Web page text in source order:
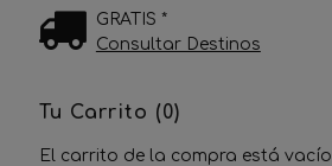
GRATIS *
Consultar Destinos
Tu Carrito (0)
El carrito de la compra está vacío